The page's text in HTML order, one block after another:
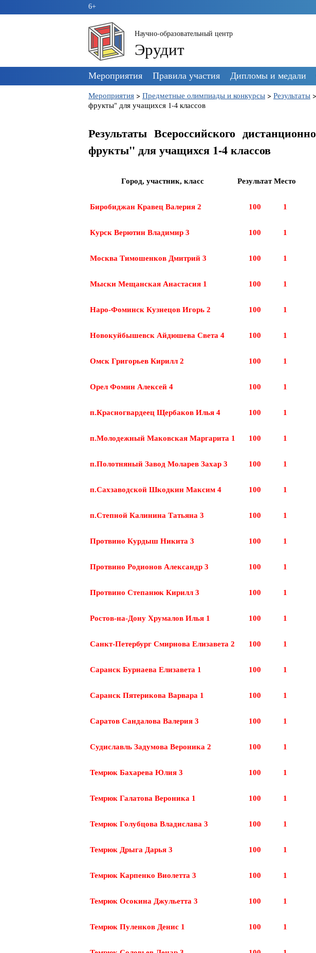
6+
Научно-образовательный центр
Эрудит
Пропустить
навигацию
Мероприятия Правила участия Дипломы и медали
Мероприятия > Предметные олимпиады и конкурсы > Результаты >
фрукты" для учащихся 1-4 классов
Результаты Всероссийского
фрукты" для учащихся 1-4 классов
Город, участник, класс Результат Место
Биробиджан Кравец Валерия 2 100 1
Курск Верютин Владимир 3 100 1
Москва Тимошенков Дмитрий 3 100 1
Мыски Мещанская Анастасия 1 100 1
Наро-Фоминск Кузнецов Игорь 2 100 1
Новокуйбышевск Айдюшева Света 4 100 1
Омск Григорьев Кирилл 2 100 1
Орел Фомин Алексей 4 100 1
п.Красногвардеец Щербаков Илья 4 100 1
п.Молодежный Маковская Маргарита 1 100 1
п.Полотняный Завод Моларев Захар 3 100 1
п.Сахзаводской Шкодкин Максим 4 100 1
п.Степной Калинина Татьяна 3 100 1
Протвино Курдыш Никита 3 100 1
Протвино Родионов Александр 3 100 1
Протвино Степанюк Кирилл 3 100 1
Ростов-на-Дону Хрумалов Илья 1 100 1
Санкт-Петербург Смирнова Елизавета 2 100 1
Саранск Бурнаева Елизавета 1 100 1
Саранск Пятерикова Варвара 1 100 1
Саратов Сандалова Валерия 3 100 1
Судиславль Задумова Вероника 2 100 1
Темрюк Бахарева Юлия 3 100 1
Темрюк Галатова Вероника 1 100 1
Темрюк Голубцова Владислава 3 100 1
Темрюк Дрыга Дарья 3 100 1
Темрюк Карпенко Виолетта 3 100 1
Темрюк Осокина Джульетта 3 100 1
Темрюк Пуленков Денис 1 100 1